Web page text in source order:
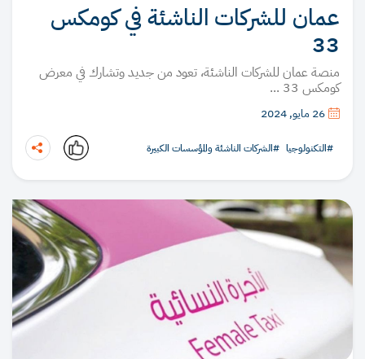
عمان للشركات الناشئة في كومكس
33
منصة عمان للشركات الناشئة، تعود من جديد وتشارك في معرض
كومكس 33 ...
26 مايو, 2024
#التكنولوجيا #الشركات الناشئة والمؤسسات الكبيرة